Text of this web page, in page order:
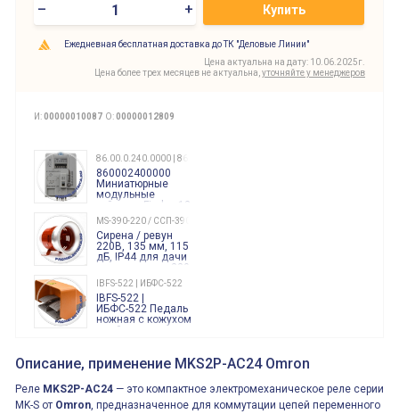
– + Купить
Ежедневная бесплатная доставка до ТК "Деловые Линии"
Цена актуальна на дату: 10.06.2025г.
Цена более трех месяцев не актуальна, уточняйте у менеджеров
И:00000010087 О:00000012809
86.00.0.240.0000 | 860002400000
860002400000
Миниатюрные
модульные
таймеры Finder, 12-
240 Вольт AC/DC
Finder
86.00.0.240.0000
MS-390-220 / ССП-390 220В
Сирена / ревун
220В, 135 мм, 115
дБ, IP44 для дачи
производства 220
Вольт звук ситены
"пожарная
тревога"
IBFS-522 | ИБФС-522
IBFS-522 |
ИБФС-522 Педаль
ножная с кожухом
двойная,
15Ампер 250В
XVR13M05L
Маячок
вращающийся
оранжевый
230VAC 130мм
ВКН8108
Описание, применение MKS2P-AC24 Omron
Реле MKS2P-AC24 — это компактное электромеханическое реле серии
MK-S от Omron, предназначенное для коммутации цепей переменного